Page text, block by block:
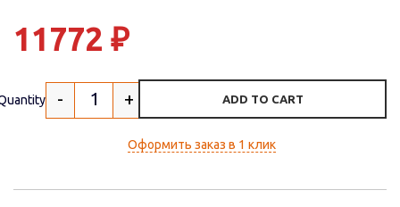
11772 ₽
- + ADD TO CART
Оформить заказ в 1 клик